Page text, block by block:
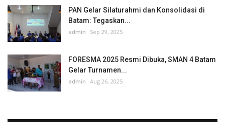
PAN Gelar Silaturahmi dan Konsolidasi di
Batam: Tegaskan...
admin Sep 29, 2025
FORESMA 2025 Resmi Dibuka, SMAN 4 Batam
Gelar Turnamen...
admin Aug 26, 2025